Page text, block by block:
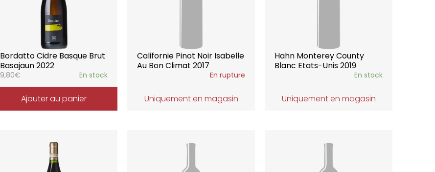
Bordatto Cidre Basque Brut
Basajaun 2022
9,80€ En stock
Ajouter au panier
Californie Pinot Noir Isabelle
Au Bon Climat 2017
En rupture
Uniquement en magasin
Hahn Monterey County
Blanc Etats-Unis 2019
En stock
Uniquement en magasin